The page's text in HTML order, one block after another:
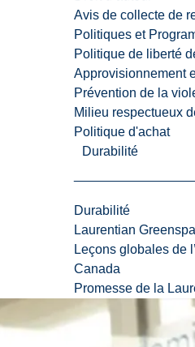
Avis de collecte de
Politiques et
Politique de liberté
Approvisionnement
Prévention de la
Milieu respectueux
Politique d'achat
Durabilité
Durabilité
Laurentian
Leçons globales de
Canada
Promesse de la